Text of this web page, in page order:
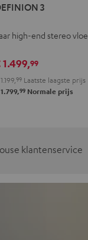
3
3
3
high-end stereo
1.499,99
99 Laatste laagste prijs
99 Normale prijs
klantenservice